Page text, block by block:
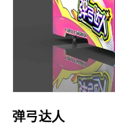
弹弓达人